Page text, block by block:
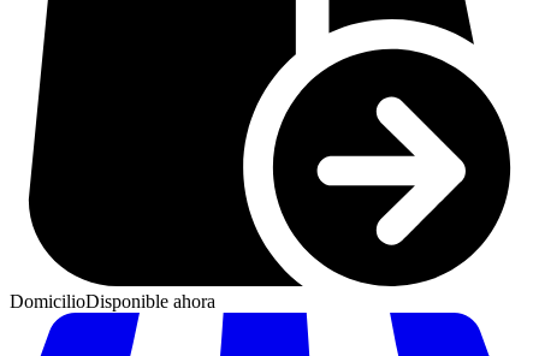
DomicilioDisponible ahora